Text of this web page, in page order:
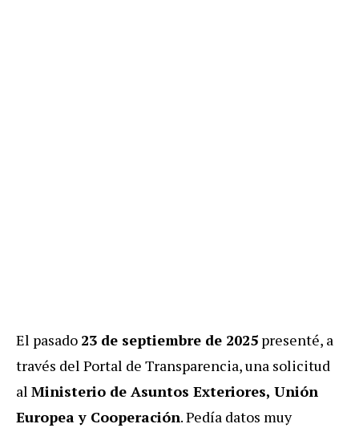
El pasado 23 de septiembre de 2025 presenté, a
través del Portal de Transparencia, una solicitud
al Ministerio de Asuntos Exteriores, Unión
Europea y Cooperación. Pedía datos muy